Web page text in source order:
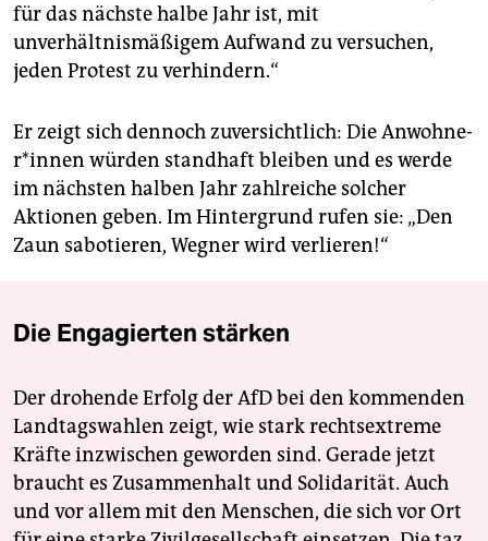
für das nächste halbe Jahr ist, mit
unverhältnismäßigem Aufwand zu versuchen,
jeden Protest zu verhindern.“
Er zeigt sich dennoch zuversichtlich: Die An­woh­ne­
r*in­nen würden standhaft bleiben und es werde
im nächsten halben Jahr zahlreiche solcher
Aktionen geben. Im Hintergrund rufen sie: „Den
Zaun sabotieren, Wegner wird verlieren!“
Die Engagierten stärken
Der drohende Erfolg der AfD bei den kommenden
Landtagswahlen zeigt, wie stark rechtsextreme
Kräfte inzwischen geworden sind. Gerade jetzt
braucht es Zusammenhalt und Solidarität. Auch
und vor allem mit den Menschen, die sich vor Ort